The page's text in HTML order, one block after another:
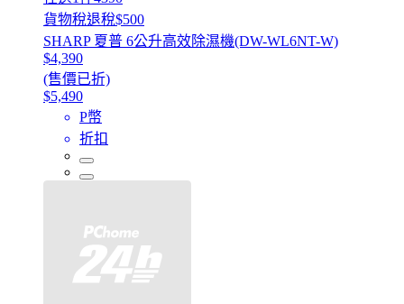
貨物稅退稅$500
SHARP 夏普 6公升高效除濕機(DW-WL6NT-W)
$4,390
(售價已折)
$5,490
P幣
折扣